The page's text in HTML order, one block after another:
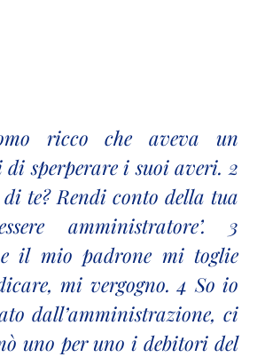
ricco che aveva un
sperperare i suoi averi. 2
di te? Rendi conto della tua
amministratore’. 3
il mio padrone mi toglie
mi vergogno. 4 So io
dall’amministrazione, ci
uno per uno i debitori del